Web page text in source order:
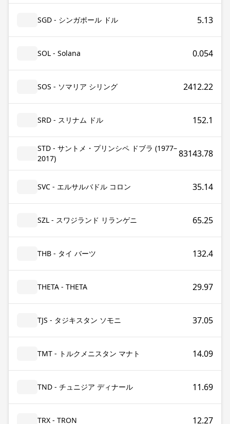
SGD - シンガポール ドル 5.13
SOL - Solana 0.054
SOS - ソマリア シリング 2412.22
SRD - スリナム ドル 152.1
STD - サントメ・プリンシペ ドブラ (1977–
2017)
83143.78
SVC - エルサルバドル コロン 35.14
SZL - スワジランド リランゲニ 65.25
THB - タイ バーツ 132.4
THETA - THETA 29.97
TJS - タジキスタン ソモニ 37.05
TMT - トルクメニスタン マナト 14.09
TND - チュニジア ディナール 11.69
TRX - TRON 12.27